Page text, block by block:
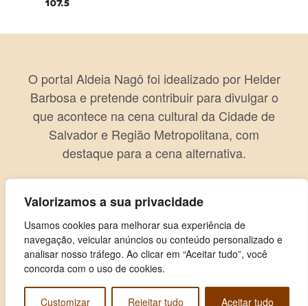
Valorizamos a sua privacidade
Usamos cookies para melhorar sua experiência de
navegação, veicular anúncios ou conteúdo personalizado e
analisar nosso tráfego. Ao clicar em “Aceitar tudo”, você
concorda com o uso de cookies.
Customizar Rejeitar tudo Aceitar tudo
O portal Aldeia Nagô foi idealizado por Helder
Barbosa e pretende contribuir para divulgar o
que acontece na cena cultural da Cidade de
Salvador e Região Metropolitana, com
destaque para a cena alternativa.